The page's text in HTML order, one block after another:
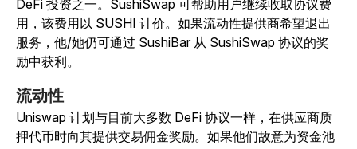
DeFi 投资之一。SushiSwap 可帮助用户继续收取协议费
用，该费用以 SUSHI 计价。如果流动性提供商希望退出
服务，他/她仍可通过 SushiBar 从 SushiSwap 协议的奖
励中获利。
流动性
Uniswap 计划与目前大多数 DeFi 协议一样，在供应商质
押代币时向其提供交易佣金奖励。如果他们故意为资金池